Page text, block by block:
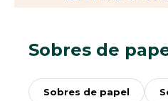
Sobres de
Sobres de papel